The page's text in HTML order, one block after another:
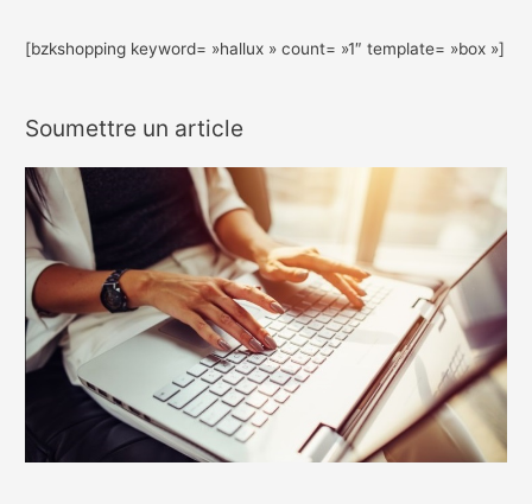
[bzkshopping keyword= »hallux » count= »1″ template= »box »]
Soumettre un article